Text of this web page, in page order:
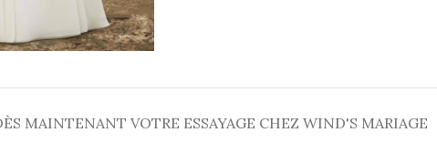
MAINTENANT VOTRE ESSAYAGE CHEZ WIND'S MARIAGE